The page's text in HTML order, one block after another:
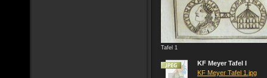
Tafel 1
KF Meyer Tafel I
KF Meyer Tafel 1.jpg